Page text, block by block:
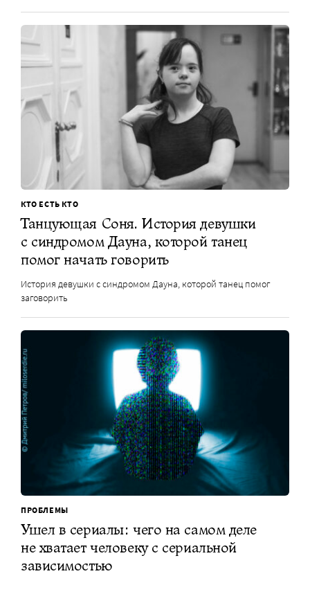
КТО ЕСТЬ КТО
Танцующая Соня. История девушки
с синдромом Дауна, которой танец
помог начать говорить
История девушки с синдромом Дауна, которой танец помог
заговорить
ПРОБЛЕМЫ
Ушел в сериалы: чего на самом деле
не хватает человеку с сериальной
зависимостью